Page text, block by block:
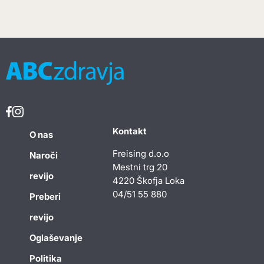
O nas
Naroči
revijo
Preberi
revijo
Oglaševanje
Politika
Kontakt
Freising d.o.o
Mestni trg 20
4220 Škofja Loka
04/51 55 880